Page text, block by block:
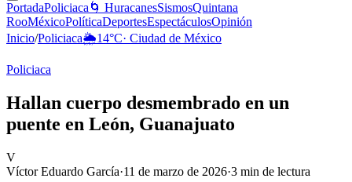
PortadaPoliciaca 🌀 HuracanesSismosQuintana
RooMéxicoPolíticaDeportesEspectáculosOpinión
Inicio/Policiaca🌦️14°C· Ciudad de México
Policiaca
Hallan cuerpo desmembrado en un
puente en León, Guanajuato
V
Víctor Eduardo García·11 de marzo de 2026·3 min de lectura